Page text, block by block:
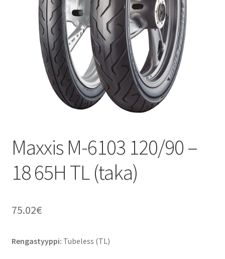
Maxxis M-6103 120/90 –
18 65H TL (taka)
75.02€
Rengastyyppi: Tubeless (TL)